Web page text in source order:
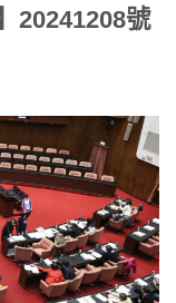
20241208號